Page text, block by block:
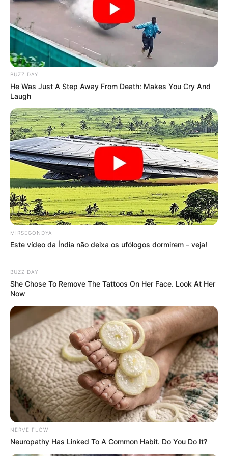
JASB no YouTube
Veja as formas de doações,aqui!
Ministério da Saúde
JASB - Jornal dos Agentes de Saúde do Brasil.
Canal Te Respondo| Canal da CONACS|Canal da
Fnaras | Incentivo Financeiro
O jornalismo do JASB - Jornal dos Agentes de Saúde do Brasil
BUZZ DAY
He Was Just A Step Away From Death: Makes You Cry And
Laugh
MIRSEGONDYA
Este vídeo da Índia não deixa os ufólogos dormirem – veja!
BUZZ DAY
She Chose To Remove The Tattoos On Her Face. Look At Her
Now
NERVE FLOW
Neuropathy Has Linked To A Common Habit. Do You Do It?